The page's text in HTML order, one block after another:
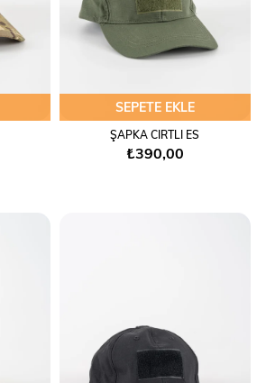
SEPETE EKLE
ŞAPKA CIRTLI ES
₺390,00